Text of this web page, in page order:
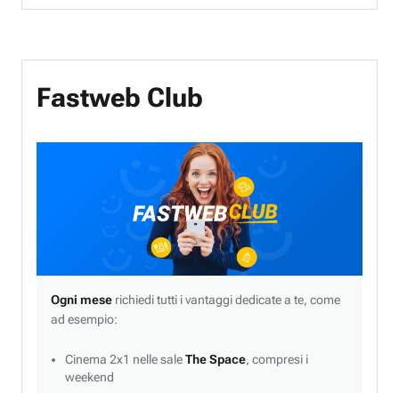
Fastweb Club
Ogni mese richiedi tutti i vantaggi dedicate a te, come
ad esempio:
Cinema 2x1 nelle saleThe Space, compresi i
weekend